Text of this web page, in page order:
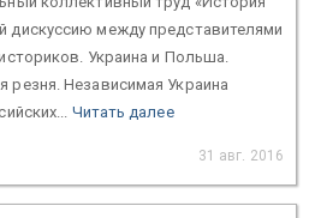
дискуссию между представителями
Украина и Польша.
резня. Независимая Украина
Читать далее
31 авг. 2016